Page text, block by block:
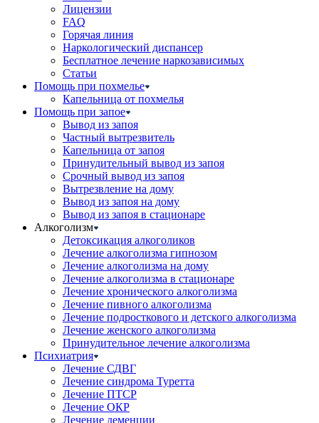
Лицензии
FAQ
Горячая линия
Наркологический диспансер
Бесплатное лечение наркозависимых
Статьи
Помощь при похмелье
Капельница от похмелья
Помощь при запое
Вывод из запоя
Частный вытрезвитель
Капельница от запоя
Принудительный вывод из запоя
Срочный вывод из запоя
Вытрезвление на дому
Вывод из запоя на дому
Вывод из запоя в стационаре
Алкоголизм
Детоксикация алкоголиков
Лечение алкоголизма гипнозом
Лечение алкоголизма на дому
Лечение алкоголизма в стационаре
Лечение хронического алкоголизма
Лечение пивного алкоголизма
Лечение подросткового и детского алкоголизма
Лечение женского алкоголизма
Принудительное лечение алкоголизма
Психиатрия
Лечение СДВГ
Лечение синдрома Туретта
Лечение ПТСР
Лечение ОКР
Лечение деменции